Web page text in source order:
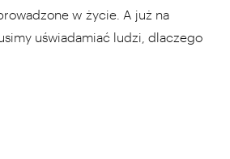
w życie. A już na
uświadamiać ludzi, dlaczego